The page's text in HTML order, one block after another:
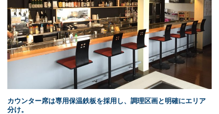
カウンター席は専用保温鉄板を採用し、調理区画と明確にエリア
分け。